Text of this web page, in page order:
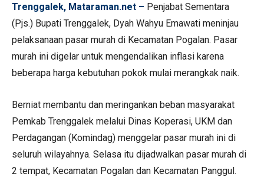
Trenggalek, Mataraman.net – Penjabat Sementara
(Pjs.) Bupati Trenggalek, Dyah Wahyu Emawati meninjau
pelaksanaan pasar murah di Kecamatan Pogalan. Pasar
murah ini digelar untuk mengendalikan inflasi karena
beberapa harga kebutuhan pokok mulai merangkak naik.
Berniat membantu dan meringankan beban masyarakat
Pemkab Trenggalek melalui Dinas Koperasi, UKM dan
Perdagangan (Komindag) menggelar pasar murah ini di
seluruh wilayahnya. Selasa itu dijadwalkan pasar murah di
2 tempat, Kecamatan Pogalan dan Kecamatan Panggul.